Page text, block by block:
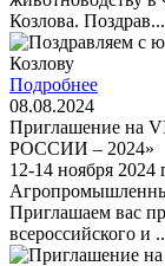
Козлова. Поздрав...
Подробнее
08.08.2024
Приглашение на
РОССИИ – 2024»
12-14 ноября 2024
Приглашаем вас
всероссийского и